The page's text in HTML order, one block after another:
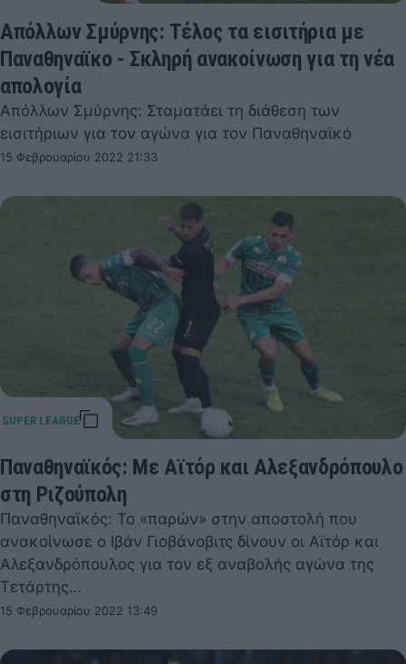
Απόλλων Σμύρνης: Τέλος τα εισιτήρια με
Παναθηναϊκο - Σκληρή ανακοίνωση για τη νέα
απολογία
Απόλλων Σμύρνης: Σταματάει τη διάθεση των
εισιτήριων για τον αγώνα για τον Παναθηναϊκό
15 Φεβρουαρίου 2022 21:33
Παναθηναϊκός: Με Αϊτόρ και Αλεξανδρόπουλο
στη Ριζούπολη
Παναθηναϊκός: Το «παρών» στην αποστολή που
ανακοίνωσε ο Ιβάν Γιοβάνοβιτς δίνουν οι Αϊτόρ και
Αλεξανδρόπουλος για τον εξ αναβολής αγώνα της
Τετάρτης…
15 Φεβρουαρίου 2022 13:49